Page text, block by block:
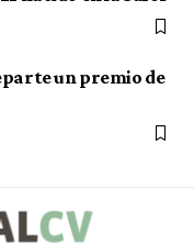
un premio de